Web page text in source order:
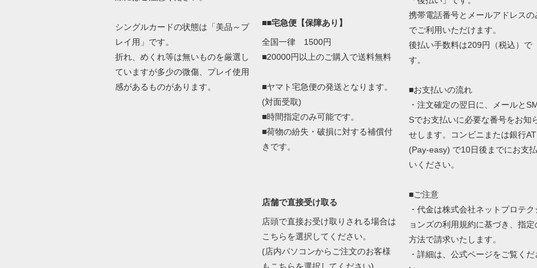
シングルカードの状態は「美品～プ
レイ用」です。
折れ、めくれ等は無いものを厳選し
ていますが多少の微傷、プレイ使用
感があるものがあります。
■■宅急便【保障あり】
全国一律 1500円
■20000円以上のご購入で送料無料
■ヤマト宅急便の発送となります。
(対面受取)
■時間指定のみ可能です。
■荷物の紛失・破損に対する補償付
きです。
店舗で直接受け取る
店頭で直接お受け取りされる場合は
こちらを選択してください。
(店内パソコンからご注文のお客様
携帯電話番号とメールアドレスの
でご利用いただけます。
後払い手数料は209円（税込）で
す。
■お支払いの流れ
・注文確定の翌日に、メールと
Sでお支払いに必要な番号をお知
せします。コンビニまたは銀行
(Pay-easy) で10日後までにお支払
いください。
■ご注意
・代金は株式会社ネットプロテク
ョンズの利用規約に基づき、指定
方法で請求いたします。
・詳細は、 公式ページをご覧くだ